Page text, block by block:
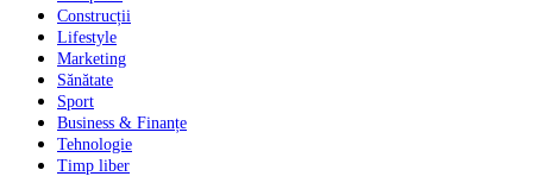
Construcții
Lifestyle
Marketing
Sănătate
Sport
Business & Finanțe
Tehnologie
Timp liber